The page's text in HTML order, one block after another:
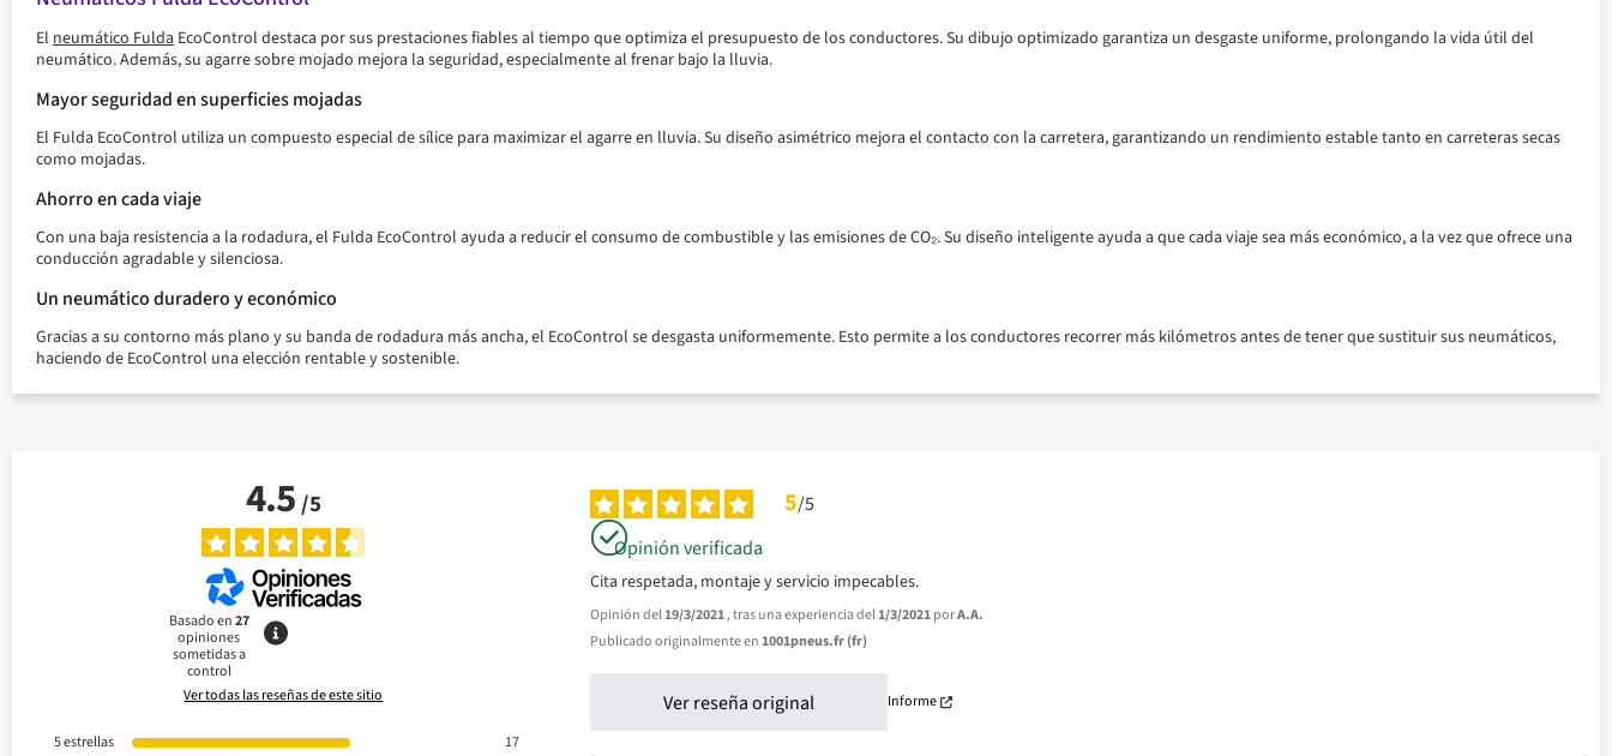
El neumático Fulda EcoControl destaca por sus prestaciones fiables al tiempo que optimiza el presupuesto de los conductores. Su dibujo optimizado garantiza un desgaste uniforme, prolongando la vida útil del
neumático. Además, su agarre sobre mojado mejora la seguridad, especialmente al frenar bajo la lluvia.
Mayor seguridad en superficies mojadas
El Fulda EcoControl utiliza un compuesto especial de sílice para maximizar el agarre en lluvia. Su diseño asimétrico mejora el contacto con la carretera, garantizando un rendimiento estable tanto en carreteras secas
como mojadas.
Ahorro en cada viaje
Con una baja resistencia a la rodadura, el Fulda EcoControl ayuda a reducir el consumo de combustible y las emisiones de CO₂. Su diseño inteligente ayuda a que cada viaje sea más económico, a la vez que ofrece una
conducción agradable y silenciosa.
Un neumático duradero y económico
Gracias a su contorno más plano y su banda de rodadura más ancha, el EcoControl se desgasta uniformemente. Esto permite a los conductores recorrer más kilómetros antes de tener que sustituir sus neumáticos,
haciendo de EcoControl una elección rentable y sostenible.
4.5/5
Basado en27
opiniones
sometidas a
control
Ver todas las reseñas de este sitio
5estrellas
17
5/5
Opinión verificada
Cita respetada, montaje y servicio impecables.
Opinión del19/3/2021, tras una experiencia del1/3/2021porA.A.
Publicado originalmente en1001pneus.fr (fr)
Ver reseña original Informe